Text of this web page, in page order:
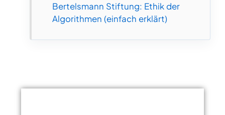
Bertelsmann Stiftung: Ethik der
Algorithmen (einfach erklärt)